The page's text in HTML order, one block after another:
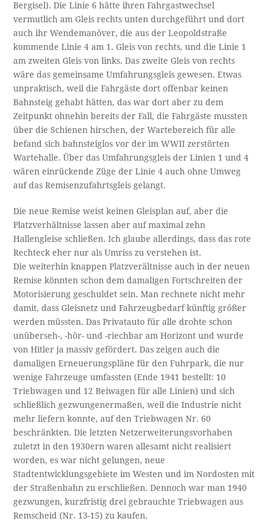
Bergisel). Die Linie 6 hätte ihren Fahrgastwechsel
vermutlich am Gleis rechts unten durchgeführt und dort
auch ihr Wendemanöver, die aus der Leopoldstraße
kommende Linie 4 am 1. Gleis von rechts, und die Linie 1
am zweiten Gleis von links. Das zweite Gleis von rechts
wäre das gemeinsame Umfahrungsgleis gewesen. Etwas
unpraktisch, weil die Fahrgäste dort offenbar keinen
Bahnsteig gehabt hätten, das war dort aber zu dem
Zeitpunkt ohnehin bereits der Fall, die Fahrgäste mussten
über die Schienen hirschen, der Wartebereich für alle
befand sich bahnsteiglos vor der im WWII zerstörten
Wartehalle. Über das Umfahrungsgleis der Linien 1 und 4
wären einrückende Züge der Linie 4 auch ohne Umweg
auf das Remisenzufahrtsgleis gelangt.
Die neue Remise weist keinen Gleisplan auf, aber die
Platzverhältnisse lassen aber auf maximal zehn
Hallengleise schließen. Ich glaube allerdings, dass das rote
Rechteck eher nur als Umriss zu verstehen ist.
Die weiterhin knappen Platzverältnisse auch in der neuen
Remise könnten schon dem damaligen Fortschreiten der
Motorisierung geschuldet sein. Man rechnete nicht mehr
damit, dass Gleisnetz und Fahrzeugbedarf künftig größer
werden müssten. Das Privatauto für alle drohte schon
unüberseh-, -hör- und -riechbar am Horizont und wurde
von Hitler ja massiv gefördert. Das zeigen auch die
damaligen Erneuerungspläne für den Fuhrpark, die nur
wenige Fahrzeuge umfassten (Ende 1941 bestellt: 10
Triebwagen und 12 Beiwagen für alle Linien) und sich
schließlich gezwungenermaßen, weil die Industrie nicht
mehr liefern konnte, auf den Triebwagen Nr. 60
beschränkten. Die letzten Netzerweiterungsvorhaben
zuletzt in den 1930ern waren allesamt nicht realisiert
worden, es war nicht gelungen, neue
Stadtentwicklungsgebiete im Westen und im Nordosten mit
der Straßenbahn zu erschließen. Dennoch war man 1940
gezwungen, kurzfristig drei gebrauchte Triebwagen aus
Remscheid (Nr. 13-15) zu kaufen.